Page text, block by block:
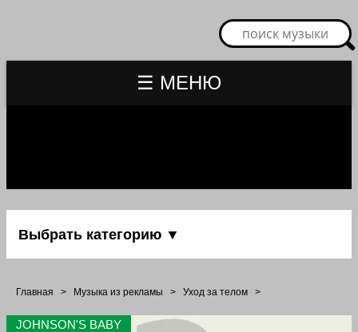
☰ МЕНЮ
Выбрать категорию ▼
Главная > Музыка из рекламы > Уход за телом >
JOHNSON'S BABY